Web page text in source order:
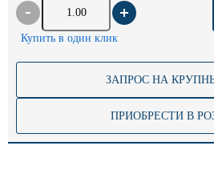
Купить в один клик
ЗАПРОС НА
ПРИОБРЕСТИ В